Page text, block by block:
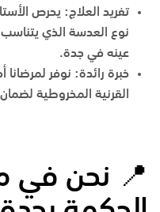
تفريد العلاج: يحرص
نوع العدسة الذي
عينه في جدة.
خبرة رائدة: نوفر
القرنية المخروطية لضمان
📍 نحن في